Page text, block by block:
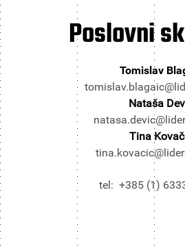
Poslovni
Tomislav
Nataša
Tina
tel: +385 (1)